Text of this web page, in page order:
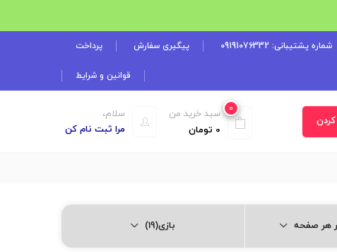
شماره پشتیبانی: 09191076332 پیگیری سفارش پرداخت
قوانین و شرایط
سلام،
مرا ثبت نام کن
0
سبد خرید من
0 تومان
بازی(19)